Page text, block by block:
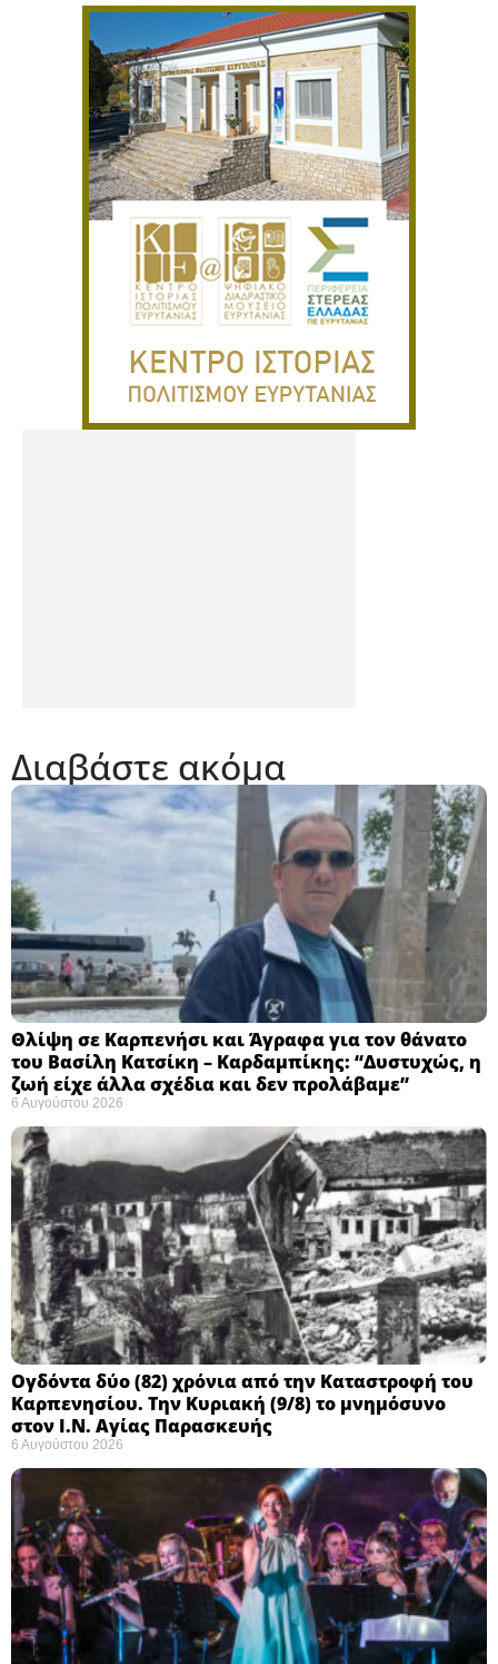
Διαβάστε ακόμα
Θλίψη σε Καρπενήσι και Άγραφα για τον θάνατο
του Βασίλη Κατσίκη – Καρδαμπίκης: “Δυστυχώς, η
ζωή είχε άλλα σχέδια και δεν προλάβαμε”
6 Αυγούστου 2026
Ογδόντα δύο (82) χρόνια από την Καταστροφή του
Καρπενησίου. Την Κυριακή (9/8) το μνημόσυνο
στον Ι.Ν. Αγίας Παρασκευής
6 Αυγούστου 2026